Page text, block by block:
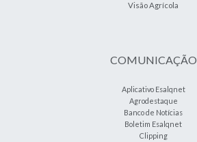
Visão Agrícola
COMUNICAÇÃO
Aplicativo Esalqnet
Agrodestaque
Banco de Notícias
Boletim Esalqnet
Clipping